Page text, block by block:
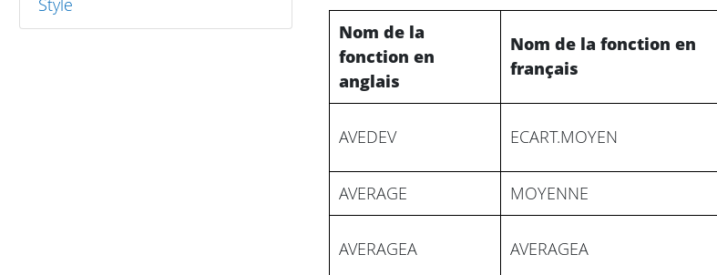
Style
Nom de la
fonction en
anglais
Nom de la fonction en
français
AVEDEV ECART.MOYEN
AVERAGE
MOYENNE
AVERAGEA AVERAGEA